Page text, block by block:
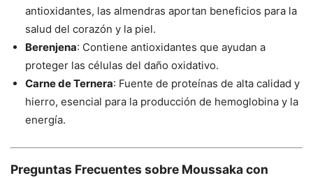
antioxidantes, las almendras aportan beneficios para la
salud del corazón y la piel.
Berenjena: Contiene antioxidantes que ayudan a
proteger las células del daño oxidativo.
Carne de Ternera: Fuente de proteínas de alta calidad y
hierro, esencial para la producción de hemoglobina y la
energía.
Preguntas Frecuentes sobre Moussaka con